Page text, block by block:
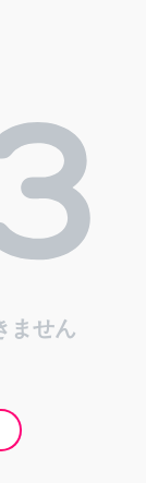
ません